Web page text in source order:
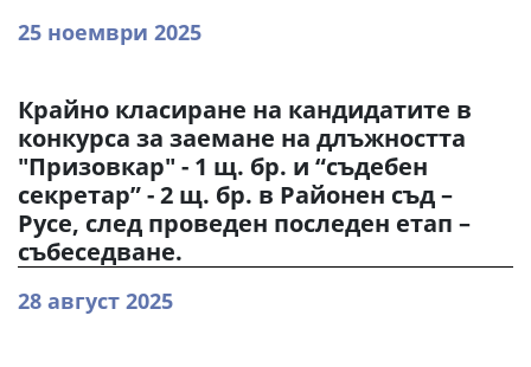
25 ноември 2025
Крайно класиране на кандидатите в
конкурса за заемане на длъжността
"Призовкар" - 1 щ. бр. и “съдебен
секретар” - 2 щ. бр. в Районен съд –
Русе, след проведен последен етап –
събеседване.
28 август 2025